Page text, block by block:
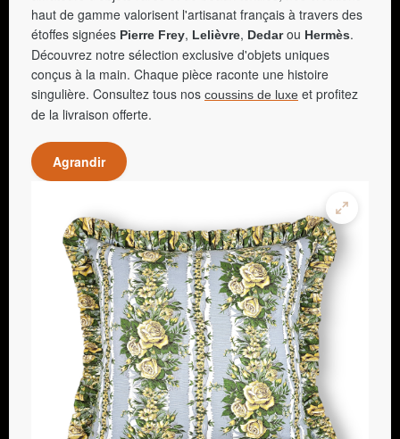
haut de gamme valorisent l'artisanat français à travers des
étoffes signées Pierre Frey, Lelièvre, Dedarou Hermès.
Découvrez notre sélection exclusive d'objets uniques
conçus à la main. Chaque pièce raconte une histoire
singulière. Consultez tous nos coussins de luxe et profitez
de la livraison offerte.
Agrandir